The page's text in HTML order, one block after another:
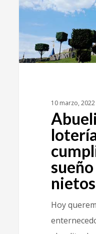
10 marzo, 2022
sueño
nietos
Hoy